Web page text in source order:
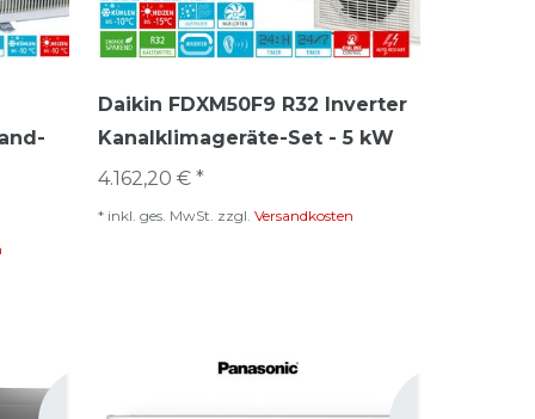
Daikin FDXM50F9 R32 Inverter
Kanalklimageräte-Set - 5 kW
4.162,20 € *
* inkl. ges. MwSt. zzgl. Versandkosten